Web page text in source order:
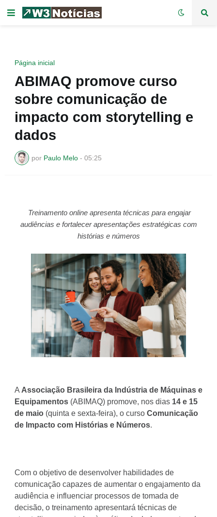
Página inicial
ABIMAQ promove curso
sobre comunicação de
impacto com storytelling e
dados
por Paulo Melo - 05:25
Treinamento online apresenta técnicas para engajar
audiências e fortalecer apresentações estratégicas com
histórias e números
A Associação Brasileira da Indústria de Máquinas e
Equipamentos (ABIMAQ) promove, nos dias 14 e 15
de maio (quinta e sexta-feira), o curso Comunicação
de Impacto com Histórias e Números.
Com o objetivo de desenvolver habilidades de
comunicação capazes de aumentar o engajamento da
audiência e influenciar processos de tomada de
decisão, o treinamento apresentará técnicas de